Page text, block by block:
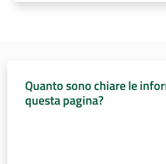
Attività
Quanto sono chiare le
questa pagina?